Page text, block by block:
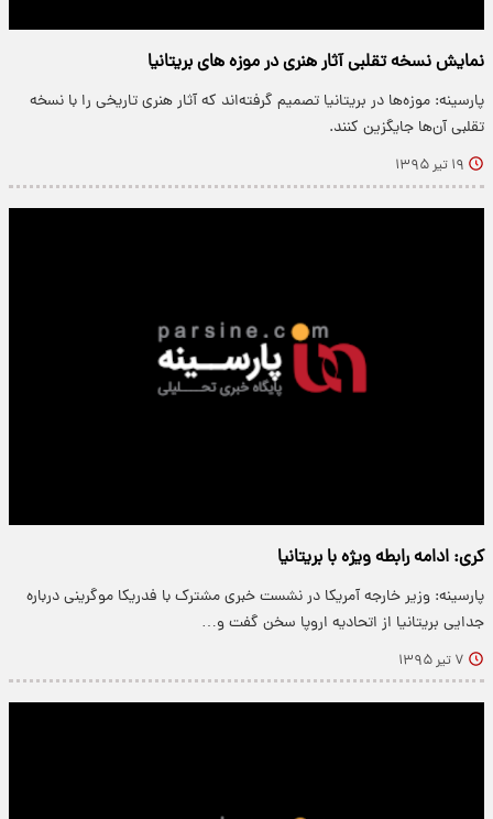
نمایش نسخه تقلبی آثار هنری در موزه های بریتانیا
پارسینه: موزه‌ها در بریتانیا تصمیم گرفته‌اند که آثار هنری تاریخی را با نسخه‌
تقلبی آن‌ها جایگزین کنند.
۱۹ تیر ۱۳۹۵
کری: ادامه رابطه ویژه‌ با بریتانیا
پارسینه: وزیر خارجه آمریکا در نشست خبری مشترک با فدریکا موگرینی درباره
جدایی بریتانیا از اتحادیه اروپا سخن گفت و…
۷ تیر ۱۳۹۵